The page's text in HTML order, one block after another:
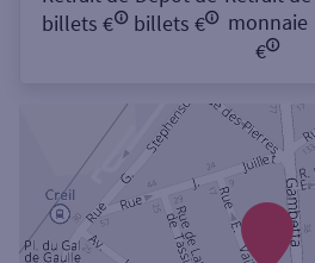
billets €
billets €
monnaie
€